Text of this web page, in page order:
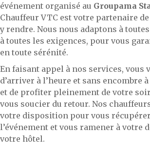
événement organisé au Groupama
Chauffeur VTC est votre partenaire
y rendre. Nous nous adaptons à
à toutes les exigences, pour vous
en toute sérénité.
En faisant appel à nos services, vous
d’arriver à l’heure et sans encombre
et de profiter pleinement de votre
vous soucier du retour. Nos
votre disposition pour vous
l’événement et vous ramener à votre
votre hôtel.